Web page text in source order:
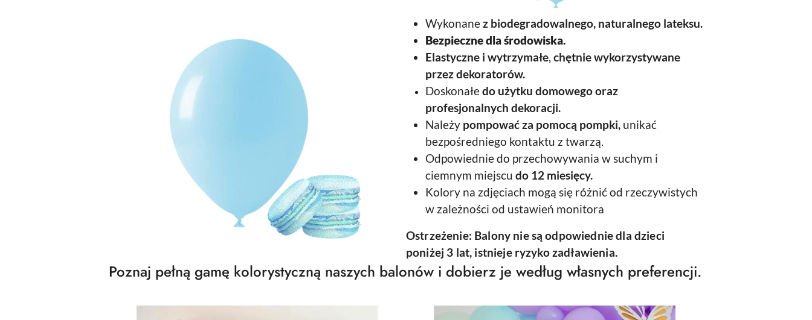
Wykonanez biodegradowalnego, naturalnego lateksu.
Bezpieczne dla środowiska.
Elastyczne i wytrzymałe, chętnie wykorzystywane
przez dekoratorów.
Doskonałedo użytku domowego oraz
profesjonalnych dekoracji.
Należy pompować za pomocą pompki, unikać
bezpośredniego kontaktu z twarzą.
Odpowiednie do przechowywania w suchym i
ciemnym miejscu do 12 miesięcy.
Kolory na zdjęciach mogą się różnić od rzeczywistych
w zależności od ustawień monitora
Ostrzeżenie: Balony nie są odpowiednie dla dzieci
poniżej 3 lat, istnieje ryzyko zadławienia.
Poznaj pełną gamę kolorystyczną naszych balonów i dobierz je według własnych preferencji.